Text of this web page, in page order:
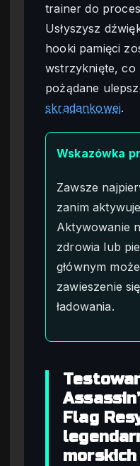
trainer do
Usłyszysz
hooki pamięci
wstrzyknięte, co
pożądane
skradankowej.
Wskazówka
Zawsze
zanim
Aktywowanie
zdrowia lub
głównym
zawieszenie
ładowania.
Flag
morskich